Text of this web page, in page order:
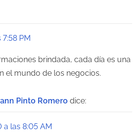
PM
brindada, cada día es una
el mundo de los negocios.
Pinto Romero dice:
las 8:05 AM